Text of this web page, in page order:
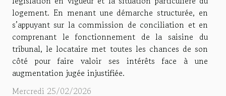
logement. En menant une démarche structurée, en
s’appuyant sur la commission de conciliation et en
comprenant le fonctionnement de la saisine du
tribunal, le locataire met toutes les chances de son
côté pour faire valoir ses intérêts face à une
augmentation jugée injustifiée.
Mercredi 25/02/2026